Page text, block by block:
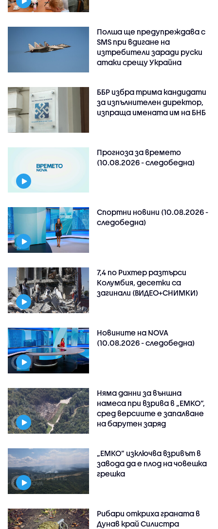
Полша ще предупреждава с
SMS при вдигане на
изтребители заради руски
атаки срещу Украйна
ББР избра трима кандидати
за изпълнителен директор,
изпраща имената им на БНБ
Прогноза за времето
(10.08.2026 - следобедна)
Спортни новини (10.08.2026 -
следобедна)
7,4 по Рихтер разтърси
Колумбия, десетки са
загинали (ВИДЕО+СНИМКИ)
Новините на NOVA
(10.08.2026 - следобедна)
Няма данни за външна
намеса при взрива в „ЕМКО“,
сред версиите е запалване
на барутен заряд
„ЕМКО” изключва взривът в
завода да е плод на човешка
грешка
Рибари откриха граната в
Дунав край Силистра